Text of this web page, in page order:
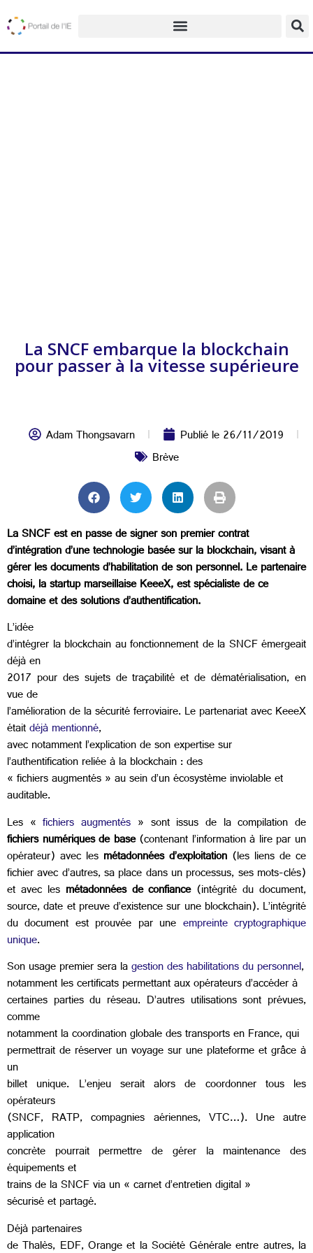
La SNCF embarque la blockchain
pour passer à la vitesse supérieure
Adam Thongsavarn Publié le26/11/2019
Brève
La SNCF est en passe de signer son premier contrat
d’intégration d’une technologie basée sur la blockchain, visant à
gérer les documents d’habilitation de son personnel. Le partenaire
choisi, la startup marseillaise KeeeX, est spécialiste de ce
domaine et des solutions d’authentification.
L’idée
d’intégrer la blockchain au fonctionnement de la SNCF émergeait
déjà en
2017 pour des sujets de traçabilité et de dématérialisation, en
vue de
l’amélioration de la sécurité ferroviaire. Le partenariat avec KeeeX
étaitdéjà mentionné,
avec notamment l’explication de son expertise sur
l’authentification reliée à la blockchain : des
« fichiers augmentés » au sein d’un écosystème inviolable et
auditable.
Les «fichiers augmentés » sont issus de la compilation de
fichiers numériques de base(contenant l’information à lire par un
opérateur) avec les métadonnées d’exploitation (les liens de ce
fichier avec d’autres, sa place dans un processus, ses mots-clés)
et avec les métadonnées de confiance(intégrité du document,
source, date et preuve d’existence sur une blockchain). L’intégrité
du document est prouvée par une empreinte cryptographique
unique.
Son usage premier sera lagestion des habilitations du personnel,
notamment les certificats permettant aux opérateurs d’accéder à
certaines parties du réseau. D’autres utilisations sont prévues,
comme
notamment la coordination globale des transports en France, qui
permettrait de réserver un voyage sur une plateforme et grâce à
un
billet unique. L’enjeu serait alors de coordonner tous les
opérateurs
(SNCF, RATP, compagnies aériennes, VTC…). Une autre
application
concrète pourrait permettre de gérer la maintenance des
équipements et
trains de la SNCF via un « carnet d’entretien digital »
sécurisé et partagé.
Déjà partenaires
de Thalès, EDF, Orange et la Société Générale entre autres, la